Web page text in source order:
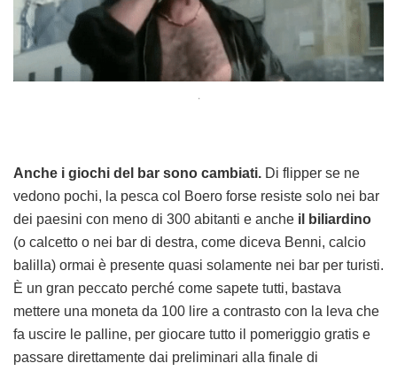
.
Anche i giochi del bar sono cambiati. Di flipper se ne
vedono pochi, la pesca col Boero forse resiste solo nei bar
dei paesini con meno di 300 abitanti e anche il biliardino
(o calcetto o nei bar di destra, come diceva Benni, calcio
balilla) ormai è presente quasi solamente nei bar per turisti.
È un gran peccato perché come sapete tutti, bastava
mettere una moneta da 100 lire a contrasto con la leva che
fa uscire le palline, per giocare tutto il pomeriggio gratis e
passare direttamente dai preliminari alla finale di